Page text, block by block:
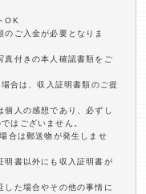
OK
ご入金が必要となりま
真付きの本人確認書類をご
合は、収入証明書類のご提
人の感想であり、必ずし
はございません。
合は郵送物が発生しませ
明書以外にも収入証明書が
した場合やその他の事情に